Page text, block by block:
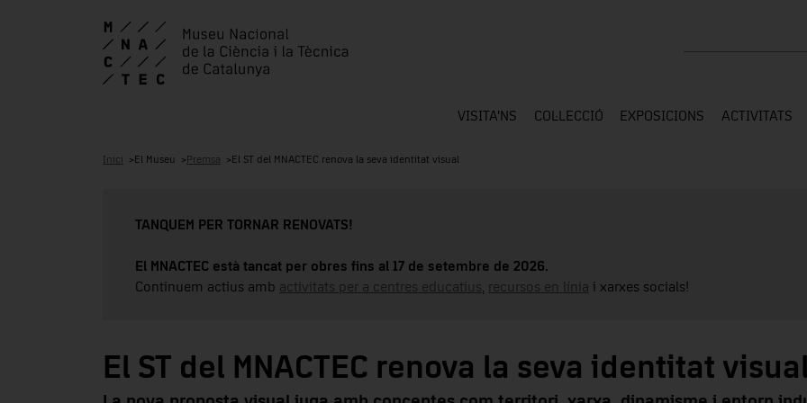
VISITA'NS COL·LECCIÓ EXPOSICIONS ACTIVITATS
Inici El Museu Premsa El ST del MNACTEC renova la seva identitat visual
TANQUEM PER TORNAR RENOVATS!
El MNACTEC està tancat per obres fins al 17 de setembre de 2026.
Continuem actius amb activitats per a centres educatius recursos en línia i xarxes socials!
El ST del MNACTEC renova la seva identitat